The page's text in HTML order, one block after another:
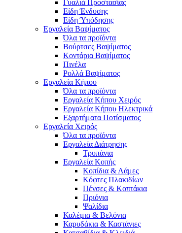
Γυαλιά Προστασίας
Είδη Ένδυσης
Είδη Ύπόδησης
Εργαλεία Βαψίματος
Όλα τα προϊόντα
Βούρτσες Βαψίματος
Κοντάρια Βαψίματος
Πινέλα
Ρολλά Βαψίματος
Εργαλεία Κήπου
Όλα τα προϊόντα
Εργαλεία Κήπου Χειρός
Εργαλεία Κήπου Ηλεκτρικά
Εξαρτήματα Ποτίσματος
Εργαλεία Χειρός
Όλα τα προϊόντα
Εργαλεία Διάτρησης
Τρυπάνια
Εργαλεία Κοπής
Κοπίδια & Λάμες
Κόφτες Πλακιδίων
Πένσες & Κοπτάκια
Πριόνια
Ψαλίδια
Καλέμια & Βελόνια
Καρυδάκια & Καστάνιες